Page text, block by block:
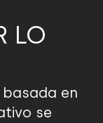
LO
en
se